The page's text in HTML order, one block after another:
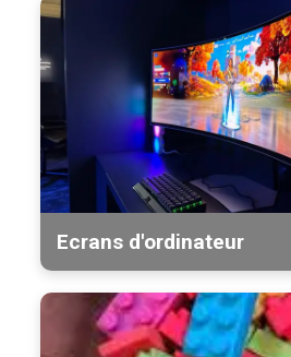
Ecrans d'ordinateur